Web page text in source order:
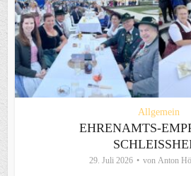
Allgemein
EHRENAMTS-
29. Juli 2026 von Anton